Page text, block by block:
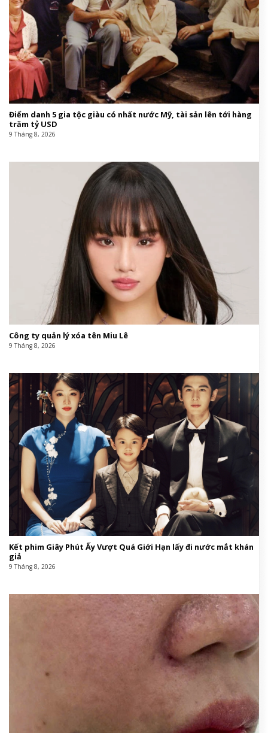
Điểm danh 5 gia tộc giàu có nhất nước Mỹ, tài sản lên tới hàng
trăm tỷ USD
9 Tháng 8, 2026
Công ty quản lý xóa tên Miu Lê
9 Tháng 8, 2026
Kết phim Giây Phút Ấy Vượt Quá Giới Hạn lấy đi nước mắt khán
giả
9 Tháng 8, 2026